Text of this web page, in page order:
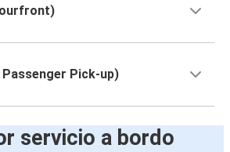
Pick-up)
servicio a bordo